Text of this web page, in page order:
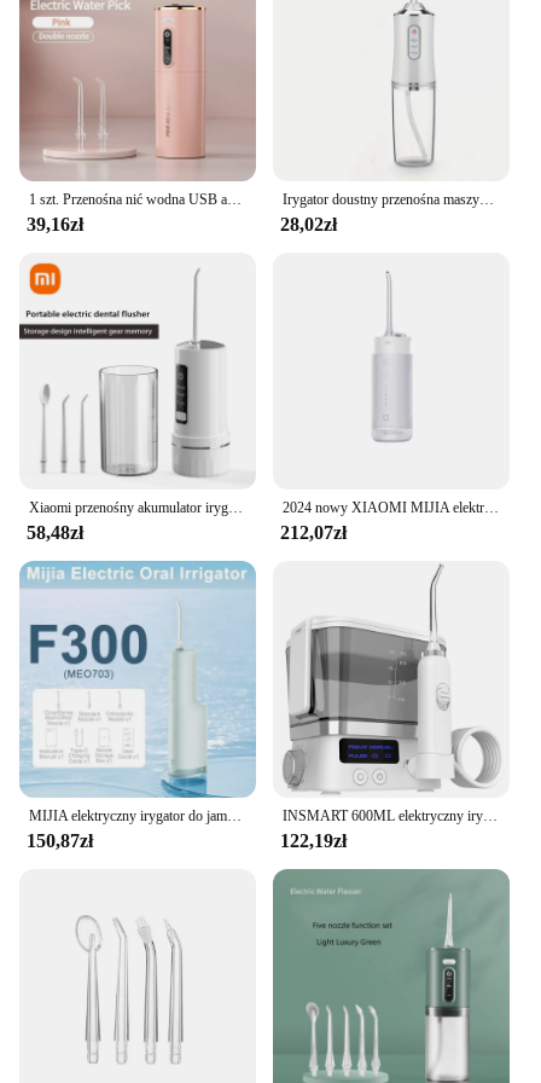
1 szt. Przenośna nić wodna USB akumulatorowy irygator do jamy ustnej 280ML elektryczne urządzenie do czyszczenia zębów 3 tryby wodoodporny irygator
39,16zł
Irygator doustny przenośna maszyna do mycia ust Dental irygator wodny USB akumulator strumień wody nić dentystyczna wykałaczka 220 ml 3 tryby
28,02zł
Xiaomi przenośny akumulator irygator do jamy ustnej elektryczny dentystyczny irygator wodny zraszacz wykałaczka myjka do ust 4 dysze nowość
58,48zł
2024 nowy XIAOMI MIJIA elektryczny irygator do jamy ustnej F400 przenośny irygator wodny 200ML 4 tryb wykałaczka do zębów wybielanie środek czyszczący impuls wodny
212,07zł
MIJIA elektryczny irygator do jamy ustnej F300 przenośny środek do wybielania zębów MEO703
150,87zł
INSMART 600ML elektryczny irygator do jamy ustnej Dental irygator wodny do użytku domowego przenośny blat nić dentystyczna zęby do użytku domowego
122,19zł